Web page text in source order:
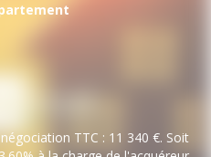
TTC : 11 340 €. Soit